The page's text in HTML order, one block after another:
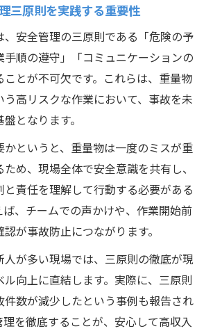
安全管理を支える作業計画の立て
点検や確認作業が事故防止の鍵
ための効果的な安全教育の実践法
力する重量鳶の安全体制づくり
く重量鳶の仕事の魅力
安全第一で働くことのやりがい
安全管理が評価される理由
得られる重量鳶の現場の特徴
の安全意識がキャリアを左右する
めの重量鳶の意識改革
が身につけたい事故防止の意識改革
徹底が重量鳶の信頼を高める理由
三原則を実践する重要性
、安全管理の三原則である「危険の予
順の遵守」「コミュニケーションの
とが不可欠です。これらは、重量物
う高リスクな作業において、事故を未
となります。
かというと、重量物は一度のミスが重
め、現場全体で安全意識を共有し、
責任を理解して行動する必要がある
ば、チームでの声かけや、作業開始前
が事故防止につながります。
人が多い現場では、三原則の徹底が現
向上に直結します。実際に、三原則
件数が減少したという事例も報告され
を徹底することが、安心して高収入